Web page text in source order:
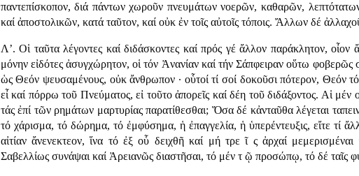
παντεπίσκοπον, διά πάντων χωροῦν πνευμάτων νοερῶν, καθαρῶν,
καί ἀποστολικῶν, κατά ταῦτον, καί οὐκ ἐν τοῖς αὐτοῖς τόποις. Ἄλλων δέ
Λ’. Οἱ ταῦτα λέγοντες καί διδάσκοντες καί πρός γέ ἄλλον παράκλητον,
μόνην εἰδότες ἀσυγχώρητον, οἱ τόν Ἀνανίαν καί τήν Σάπφειραν οὕτω
ὡς Θεόν ψευσαμένους, οὐκ ἄνθρωπον · οὗτοί τί σοί δοκοῦσι πότερον, Θεόν
εἶ καί πόρρω τοῦ Πνεύματος, εἰ τοῦτο ἀπορεῖς καί δέη τοῦ διδάξοντος. Αἱ
τάς ἐπί τῶν ρημάτων μαρτυρίας παρατίθεσθαι; Ὅσα δέ κἀνταῦθα λέγεται
τό χάρισμα, τό δώρημα, τό ἐμφύσημα, ἡ ἐπαγγελία, ἡ ὑπερέντευξις, εἴτε τί
αἰτίαν ἄνενεκτεον, ἵνα τό ἐξ οὗ δειχθῆ καί μή τρε ῖ ς ἀρχαί
Σαβελλίως συνάψαι καί Ἀρειανῶς διαστῆσαι, τό μέν τ ῷ προσώπῳ, τό δέ ταῖς